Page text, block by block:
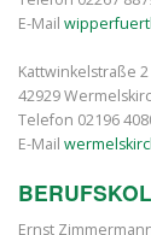
E-Mail
Kattwinkelstraße 2
42929
Telefon 02196
E-Mail
Ernst